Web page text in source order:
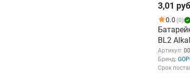
3,01
0.0 (0)
BL2
Артикул:
Бренд:
Срок